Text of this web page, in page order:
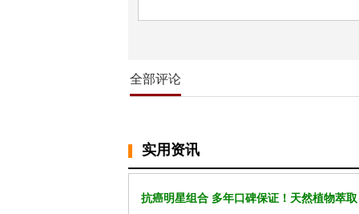
全部评论
实用资讯
抗癌明星组合 多年口碑保证！天然植物萃